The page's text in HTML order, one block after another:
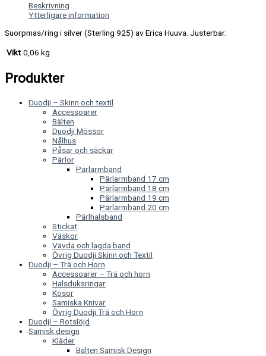
Beskrivning
Ytterligare information
Suorpmas/ring i silver (Sterling 925) av Erica Huuva. Justerbar.
Vikt 0,06 kg
Produkter
Duodji – Skinn och textil
Accessoarer
Bälten
Duodji Mössor
Nålhus
Påsar och säckar
Pärlor
Pärlarmband
Pärlarmband 17 cm
Pärlarmband 18 cm
Pärlarmband 19 cm
Pärlarmband 20 cm
Pärlhalsband
Stickat
Väskor
Vävda och lagda band
Övrig Duodji Skinn och Textil
Duodji – Trä och Horn
Accessoarer – Trä och horn
Halsduksringar
Kosor
Samiska Knivar
Övrig Duodji Trä och Horn
Duodji – Rotslöjd
Samisk design
Kläder
Bälten Samisk Design